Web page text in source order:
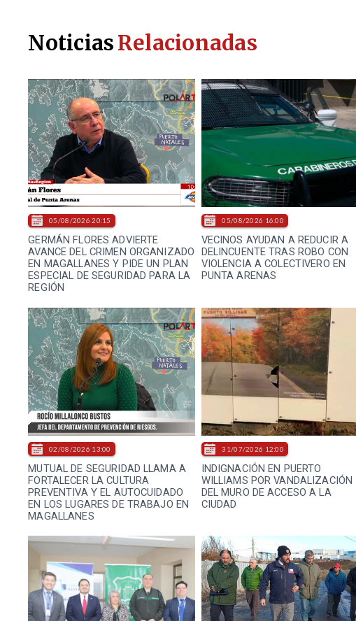
GERMÁN FLORES ADVIERTE
AVANCE DEL CRIMEN ORGANIZADO
EN MAGALLANES Y PIDE UN PLAN
ESPECIAL DE SEGURIDAD PARA LA
REGIÓN
05/08/2026 20:15
VECINOS AYUDAN A REDUCIR A
DELINCUENTE TRAS ROBO CON
VIOLENCIA A COLECTIVERO EN
PUNTA ARENAS
05/08/2026 16:00
MUTUAL DE SEGURIDAD LLAMA A
FORTALECER LA CULTURA
PREVENTIVA Y EL AUTOCUIDADO
EN LOS LUGARES DE TRABAJO EN
MAGALLANES
02/08/2026 13:00
INDIGNACIÓN EN PUERTO
WILLIAMS POR VANDALIZACIÓN
DEL MURO DE ACCESO A LA
CIUDAD
31/07/2026 12:00
NoticiasRelacionadas